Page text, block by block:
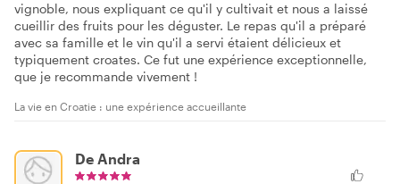
vignoble, nous expliquant ce qu'il y cultivait et nous a laissé
cueillir des fruits pour les déguster. Le repas qu'il a préparé
avec sa famille et le vin qu'il a servi étaient délicieux et
typiquement croates. Ce fut une expérience exceptionnelle,
que je recommande vivement !
La vie en Croatie : une expérience accueillante
De Andra